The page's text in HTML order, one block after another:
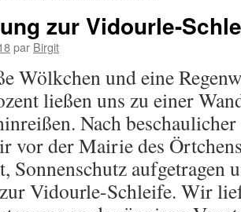
zur Vidourle-
par Birgit
Wölkchen und eine
ließen uns zu einer
Nach
vor der Mairie des
Sonnenschutz aufgetragen
Vidourle-Schleife. Wir